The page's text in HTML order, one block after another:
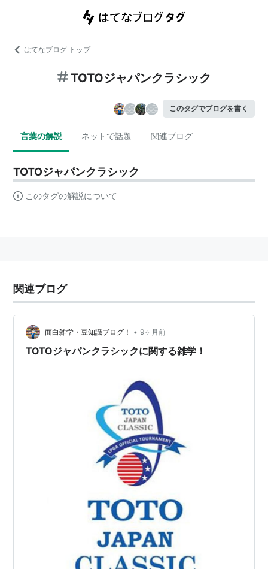
はてなブログ トップ
TOTOジャパンクラシック
このタグでブログを書く
言葉の解説 ネットで話題 関連ブログ
TOTOジャパンクラシック
このタグの解説について
関連ブログ
面白雑学・豆知識ブログ！ • 9ヶ月前
TOTOジャパンクラシックに関する雑学！